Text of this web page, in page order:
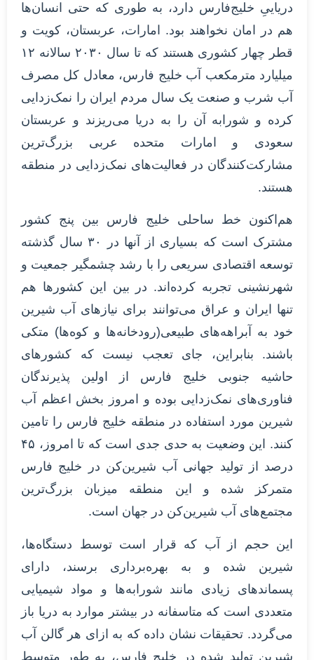
دریاییِ خلیج‌فارس دارد، به طوری که حتی انسان‌ها
هم در امان نخواهند بود. امارات، عربستان، کویت و
قطر چهار کشوری هستند که تا سال ۲۰۳۰ سالانه ۱۲
میلیارد مترمکعب آب خلیج فارس، معادل کل مصرف
آب شرب و صنعت یک سال مردم ایران را نمک‌زدایی
کرده و شورابه آن را به دریا می‌ریزند و عربستان
سعودی و امارات متحده عربی بزرگ‌ترین
مشارکت‌کنندگان در فعالیت‌های نمک‌زدایی در منطقه
هستند.
هم‌اکنون خط ساحلی خلیج فارس بین پنج کشور
مشترک است که بسیاری از آنها در ۳۰ سال گذشته
توسعه اقتصادی سریعی را با رشد چشمگیر جمعیت و
شهرنشینی تجربه کرده‌اند. در بین این کشورها هم
تنها ایران و عراق می‌توانند برای نیازهای آب شیرین
خود به آبراهه‌های طبیعی(رودخانه‌ها و کوه‌ها) متکی
باشند. بنابراین، جای تعجب نیست که کشورهای
حاشیه جنوبی خلیج فارس از اولین پذیرندگان
فناوری‌های نمک‌زدایی بوده‌ و امروز بخش اعظم آب
شیرین مورد استفاده در منطقه خلیج فارس را تامین
‌کنند. این وضعیت به حدی جدی است که تا امروز، ۴۵
درصد از تولید جهانی آب شیرین‌کن در خلیج فارس
متمرکز شده و این منطقه میزبان بزرگ‌ترین
مجتمع‌های آب شیرین‌کن در جهان است.
این حجم از آب که قرار است توسط دستگاه‌ها،
شیرین شده و به بهره‌برداری برسند، دارای
پسماندهای زیادی مانند شورابه‌ها و مواد شیمیایی
متعددی است که متاسفانه در بیشتر موارد به دریا باز
می‌گردد. تحقیقات نشان داده که به ازای هر گالن آب
شیرین تولید شده در خلیج فارس، به طور متوسط